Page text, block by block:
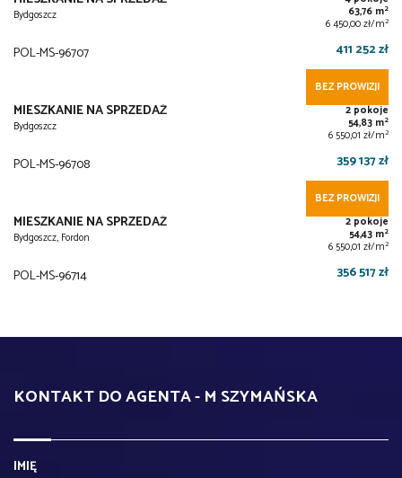
MIESZKANIE NA SPRZEDAŻ
Bydgoszcz 63,76 m2
6 450,00 zł/m2
POL-MS-96707 411 252 zł